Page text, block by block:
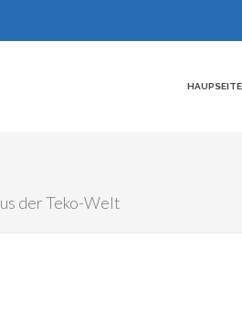
HAUPSEITE
der Teko-Welt